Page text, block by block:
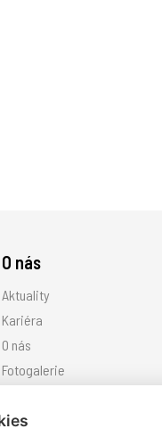
O nás
Aktuality
Kariéra
O nás
Fotogalerie
Kontakt